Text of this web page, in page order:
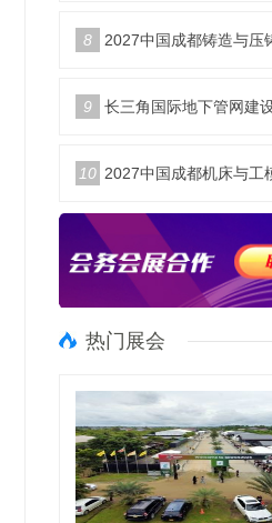
8 2027中国成都铸造与压铸工业技术
9 长三角国际地下管网建设及城市
10 2027中国成都机床与工模具及五金
热门展会